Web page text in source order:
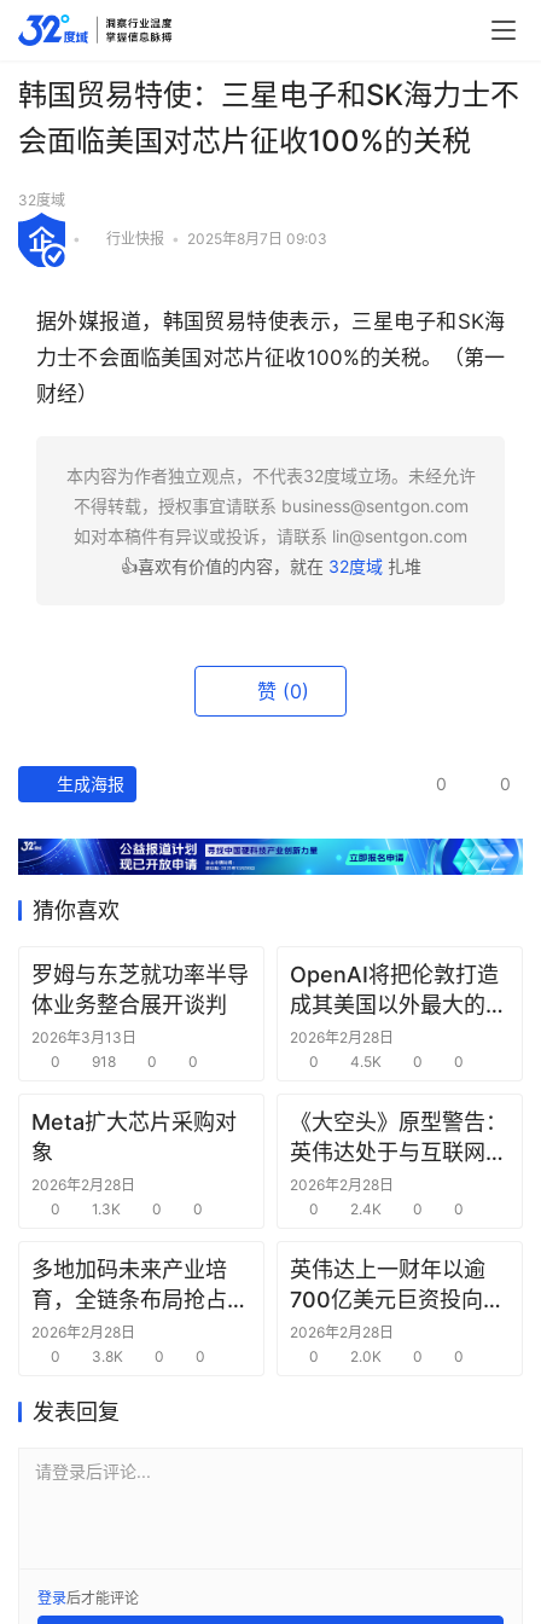
条
深
产
经
据
研
告
之
窗
链
圈
韩国贸易特使：三星电子和SK海力士不
会面临美国对芯片征收100%的关税
32度域
• 行业快报 • 2025年8月7日 09:03
据外媒报道，韩国贸易特使表示，三星电子和SK海
力士不会面临美国对芯片征收100%的关税。（第一
财经）
本内容为作者独立观点，不代表32度域立场。未经允许
不得转载，授权事宜请联系 business@sentgon.com
如对本稿件有异议或投诉，请联系 lin@sentgon.com
👍喜欢有价值的内容，就在 32度域扎堆
赞 (0)
生成海报 0 0
猜你喜欢
罗姆与东芝就功率半导
体业务整合展开谈判
2026年3月13日
0
918 0 0
OpenAI将把伦敦打造
成其美国以外最大的研
究中心
2026年2月28日
0
4.5K 0 0
Meta扩大芯片采购对
象
2026年2月28日
0
1.3K 0 0
《大空头》原型警告：
英伟达处于与互联网泡
沫时期思科同样的“危
险境地”
2026年2月28日
0
2.4K 0 0
多地加码未来产业培
育，全链条布局抢占新
赛道先机
2026年2月28日
0
3.8K 0 0
英伟达上一财年以逾
700亿美元巨资投向合
作方，竭力巩固AI芯片
需求
2026年2月28日
0
2.0K 0 0
发表回复
请登录后评论...
登录后才能评论